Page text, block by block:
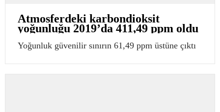
Atmosferdeki karbondioksit
yoğunluğu 2019’da 411,49 ppm oldu
Yoğunluk güvenilir sınırın 61,49 ppm üstüne çıktı